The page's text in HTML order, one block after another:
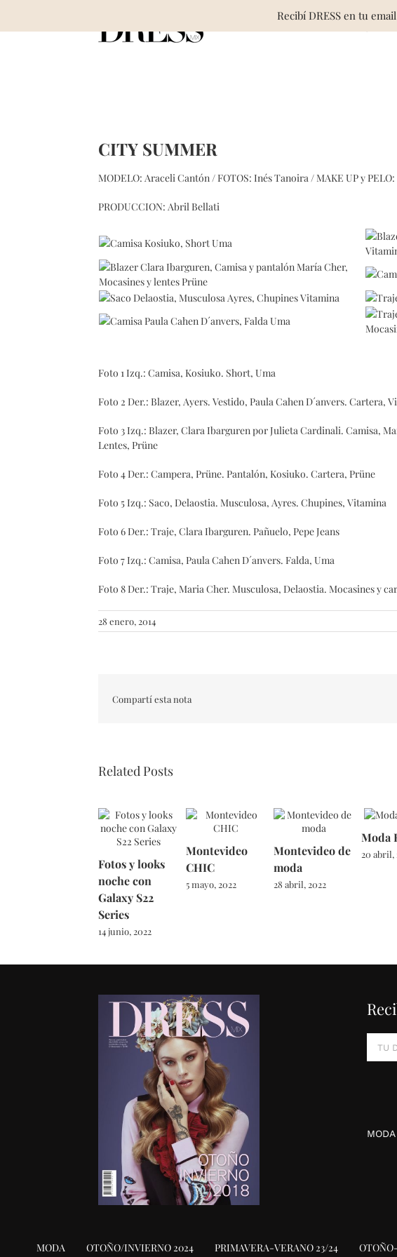
content
CITY SUMMER
MODELO: Araceli Cantón / FOTOS: Inés Tanoira / MAKE UP y PELO:
PRODUCCION: Abril Bellati
Foto 1 Izq.: Camisa, Kosiuko. Short, Uma
Foto 2 Der.: Blazer, Ayers. Vestido, Paula Cahen D´anvers. Cartera,
Foto 3 Izq.: Blazer, Clara Ibarguren por Julieta Cardinali. Camisa,
Lentes, Prüne
Foto 4 Der.: Campera, Prüne. Pantalón, Kosiuko. Cartera, Prüne
Foto 5 Izq.: Saco, Delaostia. Musculosa, Ayres. Chupines, Vitamina
Foto 6 Der.: Traje, Clara Ibarguren. Pañuelo, Pepe Jeans
Foto 7 Izq.: Camisa, Paula Cahen D´anvers. Falda, Uma
Foto 8 Der.: Traje, Maria Cher. Musculosa, Delaostia. Mocasines y
28 enero, 2014
Compartí esta nota
Related Posts
Fotos y looks
noche con
Galaxy S22
Series
14 junio, 2022
Montevideo
CHIC
5 mayo, 2022
Montevideo de
moda
28 abril, 2022
Moda
20 abril,
MODA
MODA OTOÑO/INVIERNO 2024 PRIMAVERA-VERANO 23/24
Recibí DRESS en tu email